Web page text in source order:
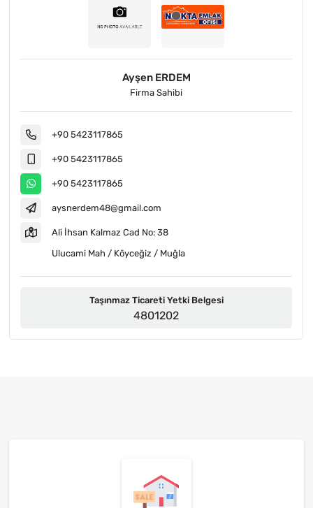
Ayşen ERDEM
Firma Sahibi
+90 5423117865
+90 5423117865
+90 5423117865
aysnerdem48@gmail.com
Ali İhsan Kalmaz Cad No: 38
Ulucami Mah / Köyceğiz / Muğla
Taşınmaz Ticareti Yetki Belgesi
4801202